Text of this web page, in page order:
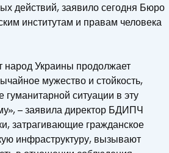
действий, заявило сегодня Бюро
институтам и правам человека
народ Украины продолжает
мужество и стойкость,
ситуации в эту
– заявила директор БДИПЧ
затрагивающие гражданское
инфраструктуру, вызывают